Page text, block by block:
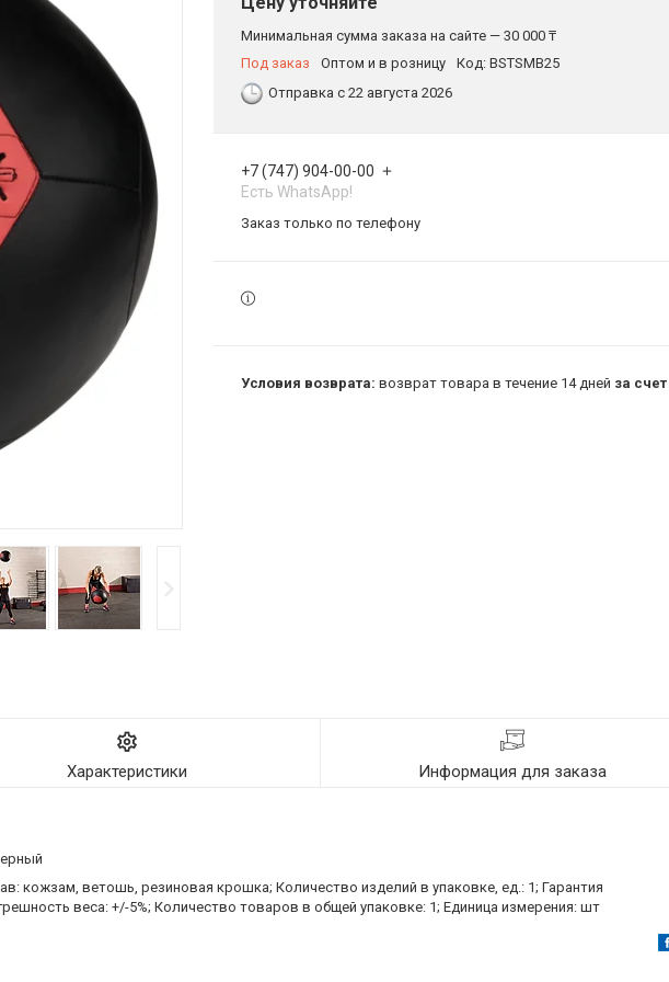
Минимальная сумма заказа на сайте — 30 000 ₸
Под заказ
Оптом и в розницу Код: BSTSMB25
Отправка с 22 августа 2026
+7 (747) 904-00-00
Есть WhatsApp!
Заказ только по телефону
возврат товара в течение 14 дней за
Характеристики Информация для заказа
кожзам, ветошь, резиновая крошка; Количество изделий в упаковке, ед.: 1; Гарантия
веса: +/-5%; Количество товаров в общей упаковке: 1; Единица измерения: шт